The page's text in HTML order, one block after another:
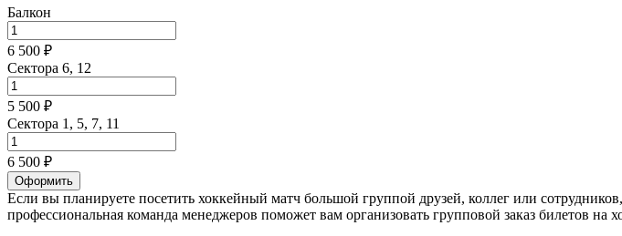
Балкон
6 500 ₽
Сектора 6, 12
5 500 ₽
Сектора 1, 5, 7, 11
6 500 ₽
Оформить
Если вы планируете посетить хоккейный матч большой группой друзей, коллег или
профессиональная команда менеджеров поможет вам организовать групповой заказ билетов на